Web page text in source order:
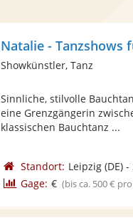
Natalie - Tanzshows
Showkünstler, Tanz
Sinnliche, stilvolle
eine Grenzgängerin
klassischen Bauchtanz ...
Standort: Leipzig(DE)-
Gage: € (bis ca. 500 €